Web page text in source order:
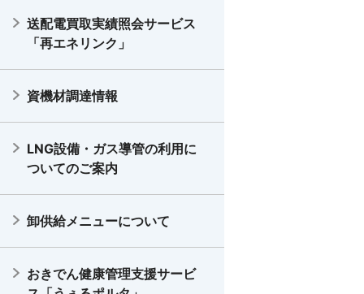
送配電買取実績照会サービス
「再エネリンク」
資機材調達情報
LNG設備・ガス導管の利用に
ついてのご案内
卸供給メニューについて
おきでん健康管理支援サービ